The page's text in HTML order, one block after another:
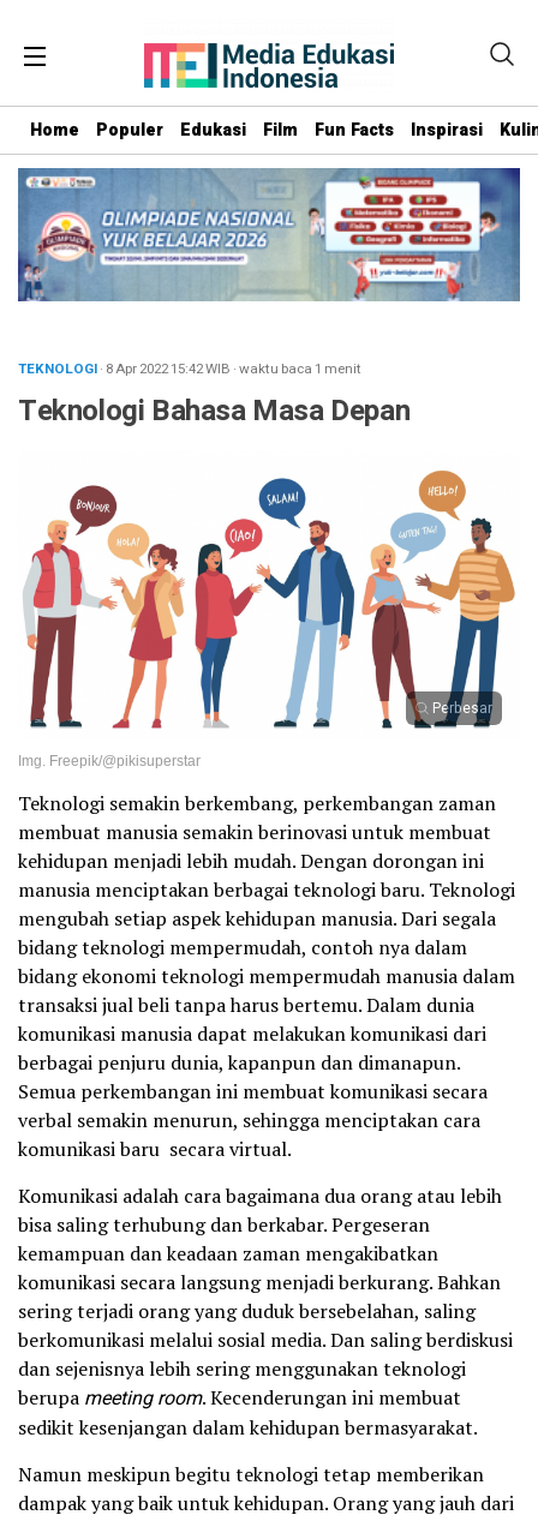
Home Populer Edukasi Film Fun Facts Inspirasi
TEKNOLOGI· 8 Apr 202215:42WIB ·waktu baca 1 menit
Teknologi Bahasa Masa Depan
Perbesar
Img. Freepik/@pikisuperstar
Teknologi semakin berkembang, perkembangan zaman
membuat manusia semakin berinovasi untuk membuat
kehidupan menjadi lebih mudah. Dengan dorongan ini
manusia menciptakan berbagai teknologi baru. Teknologi
mengubah setiap aspek kehidupan manusia. Dari segala
bidang teknologi mempermudah, contoh nya dalam
bidang ekonomi teknologi mempermudah manusia dalam
transaksi jual beli tanpa harus bertemu. Dalam dunia
komunikasi manusia dapat melakukan komunikasi dari
berbagai penjuru dunia, kapanpun dan dimanapun.
Semua perkembangan ini membuat komunikasi secara
verbal semakin menurun, sehingga menciptakan cara
komunikasi baru secara virtual.
Komunikasi adalah cara bagaimana dua orang atau lebih
bisa saling terhubung dan berkabar. Pergeseran
kemampuan dan keadaan zaman mengakibatkan
komunikasi secara langsung menjadi berkurang. Bahkan
sering terjadi orang yang duduk bersebelahan, saling
berkomunikasi melalui sosial media. Dan saling berdiskusi
dan sejenisnya lebih sering menggunakan teknologi
berupa meeting room. Kecenderungan ini membuat
sedikit kesenjangan dalam kehidupan bermasyarakat.
Namun meskipun begitu teknologi tetap memberikan
dampak yang baik untuk kehidupan. Orang yang jauh dari